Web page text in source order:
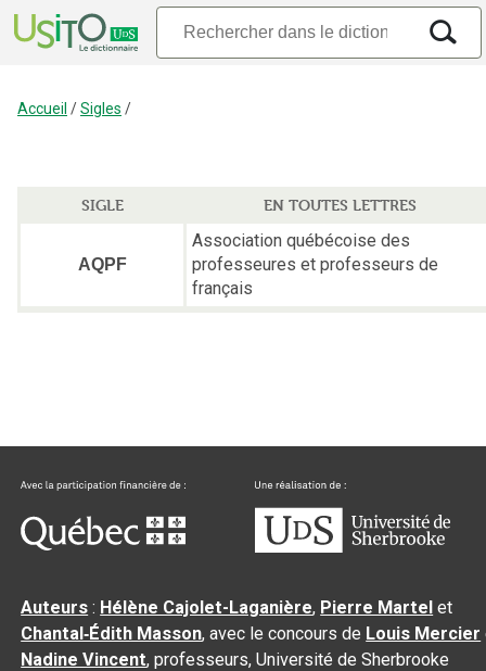
Accueil /Sigles /
SIGLE EN TOUTES LETTRES
AQPF
Association québécoise des
professeures et professeurs de
français
Auteurs : Hélène Cajolet-Laganière, Pierre Martel et
Chantal‑Édith Masson, avec le concours de Louis Mercier
Nadine Vincent, professeurs, Université de Sherbrooke